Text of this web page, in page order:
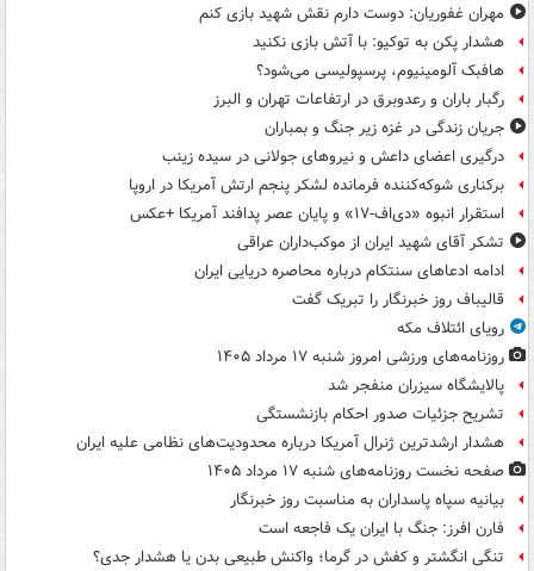
مهران غفوریان: دوست دارم نقش شهید بازی کنم
هشدار پکن به توکیو: با آتش بازی نکنید
هافبک آلومینیوم، پرسپولیسی می‌شود؟
رگبار باران و رعدوبرق در ارتفاعات تهران و البرز
جریان زندگی در غزه زیر جنگ و بمباران
درگیری اعضای داعش و نیروهای جولانی در سیده زینب
برکناری شوکه‌کننده فرمانده لشکر پنجم ارتش آمریکا در اروپا
استقرار انبوه «دی‌اف‑۱۷» و پایان عصر پدافند آمریکا +عکس
تشکر آقای شهید ایران از موکب‌داران عراقی
ادامه ادعاهای سنتکام درباره محاصره دریایی ایران
قالیباف روز خبرنگار را تبریک گفت
رویای ائتلاف مکه
روزنامه‌های ورزشی امروز ‌شنبه ۱۷ مرداد ۱۴۰۵
پالایشگاه سیزران منفجر شد
تشریح جزئیات صدور احکام بازنشستگی
هشدار ارشدترین ژنرال آمریکا درباره محدودیت‌های نظامی علیه ایران
صفحه نخست روزنامه‌های شنبه ۱۷ مرداد ۱۴۰۵
بیانیه سپاه پاسداران به مناسبت روز خبرنگار
فارن افرز: جنگ با ایران یک فاجعه است
تنگی انگشتر و کفش در گرما؛ واکنش طبیعی بدن یا هشدار جدی؟